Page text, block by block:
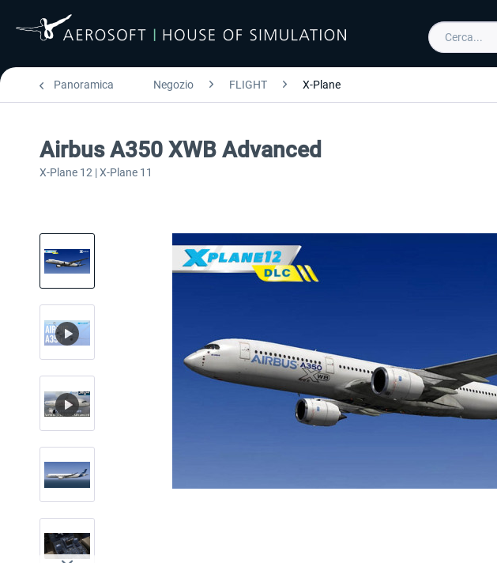
Panoramica Negozio FLIGHT X-Plane
Airbus A350 XWB Advanced
X-Plane 12 | X-Plane 11